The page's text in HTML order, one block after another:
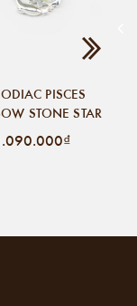
PISCES
STONE STAR